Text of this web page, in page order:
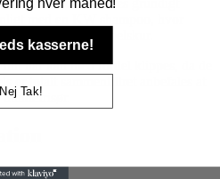
bør hunden børstes grundigt
balsam eller KW pelskur.
fint hår kan med fordel klippes, da de
kasserne!
Nej Tak!